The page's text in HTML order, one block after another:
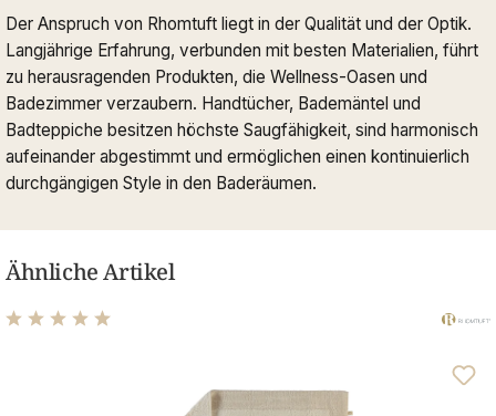
Der Anspruch von Rhomtuft liegt in der Qualität und der Optik.
Langjährige Erfahrung, verbunden mit besten Materialien, führt
zu herausragenden Produkten, die Wellness-Oasen und
Badezimmer verzaubern. Handtücher, Bademäntel und
Badteppiche besitzen höchste Saugfähigkeit, sind harmonisch
aufeinander abgestimmt und ermöglichen einen kontinuierlich
durchgängigen Style in den Baderäumen.
Ähnliche Artikel